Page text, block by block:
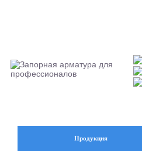
Продукция